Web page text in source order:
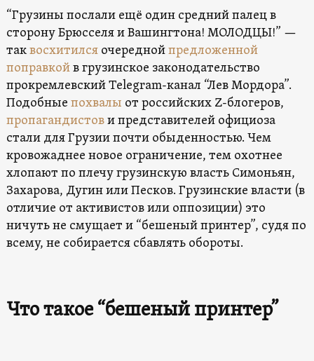
“Грузины послали ещё один средний палец в
сторону Брюсселя и Вашингтона! МОЛОДЦЫ!” —
таквосхитилсяочереднойпредложенной
поправкойв грузинское законодательство
прокремлевский Telegram-канал “Лев Мордора”.
Подобные похвалы от российских Z-блогеров,
пропагандистови представителей официоза
стали для Грузии почти обыденностью. Чем
кровожаднее новое ограничение, тем охотнее
хлопают по плечу грузинскую власть Симоньян,
Захарова, Дугин или Песков. Грузинские власти (в
отличие от активистов или оппозиции) это
ничуть не смущает и “бешеный принтер”, судя по
всему, не собирается сбавлять обороты.
Что такое “бешеный принтер”